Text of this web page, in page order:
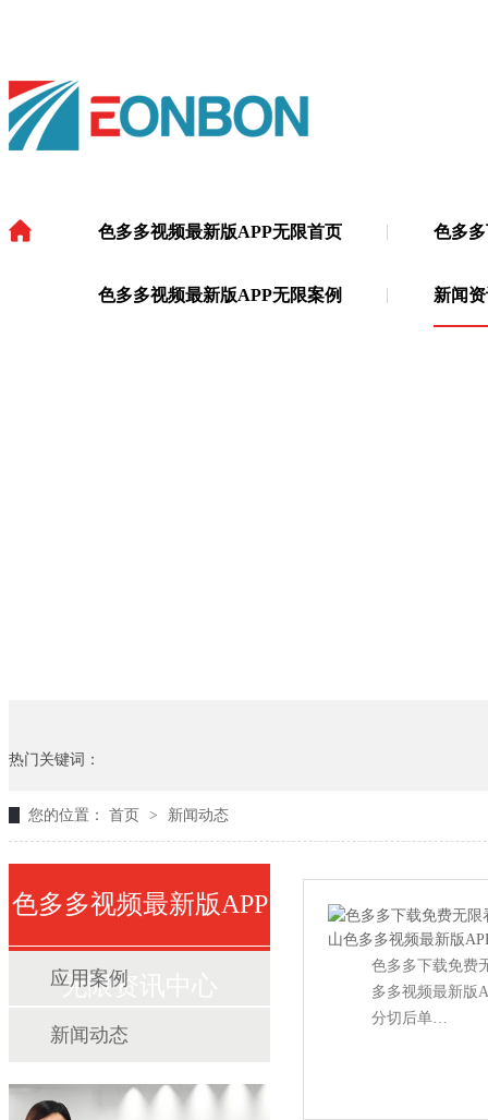
色多多视频最新版APP无限首页 色多
色多多视频最新版APP无限案例 新闻
热门关键词：
您的位置： 首页 > 新闻动态
色多多视频最新版APP
无限资讯中心
应用案例
新闻动态
色多多下载免费
多多视频最新版
分切后单…